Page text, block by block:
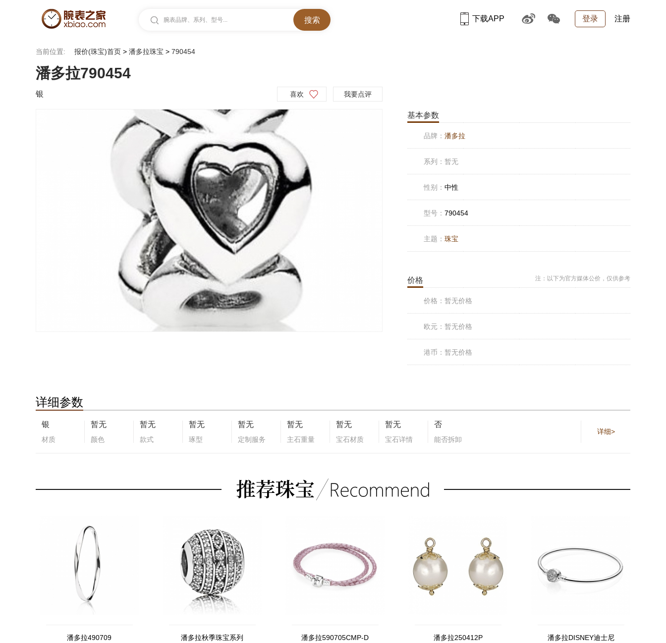
腕表品牌、系列、型号... 登录 注册
下载APP
当前位置: 报价(珠宝)首页 > 潘多拉珠宝 > 790454
潘多拉790454
银 喜欢 我要点评
基本参数
品牌： 潘多拉
系列： 暂无
性别： 中性
型号： 790454
主题： 珠宝
价格 注：以下为官方媒体公价，仅供参考
价格： 暂无价格
欧元： 暂无价格
港币： 暂无价格
详细参数
银
材质
暂无
颜色
暂无
款式
暂无
琢型
暂无
定制服务
暂无
主石重量
暂无
宝石材质
暂无
宝石详情
否
能否拆卸
详细>
潘多拉490709
潘多拉秋季珠宝系列
潘多拉590705CMP-D 潘多拉250412P
潘多拉DISNEY迪士尼